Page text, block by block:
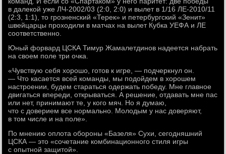
в далекой уже ЛЧ-2002/03 (2:0, 2:0) и вылет в 1/16 ЛЕ-2010/11
(2:3, 1:1), то грозненский «Терек» и петербургский «Зенит»
швейцарцы проходили в матчах на вылет Кубка УЕФА и ЛЕ
соответственно.
Юный форвард ЦСКА Тимур Жамалетдинов надеется набрать
на своем поле три очка.
«Чувствую себя хорошо, готов к игре, — подчеркнул он.
— Что касается всей команды, мы подойдем в хорошем
настроении, будем стараться одержать победу. Мне главное
двигаться впереди, открываться. А решение, отдавать мне пас
или нет, принимают те, у кого мяч. Но я думаю,
что с доверием все нормально. Молодым у нас доверяют,
в том числе и на поле».
По мнению оплота обороны «Базеля» Сухи, сегодняшний
ЦСКА — это «сочетание комбинационного стиля игры
с опытной защитой».